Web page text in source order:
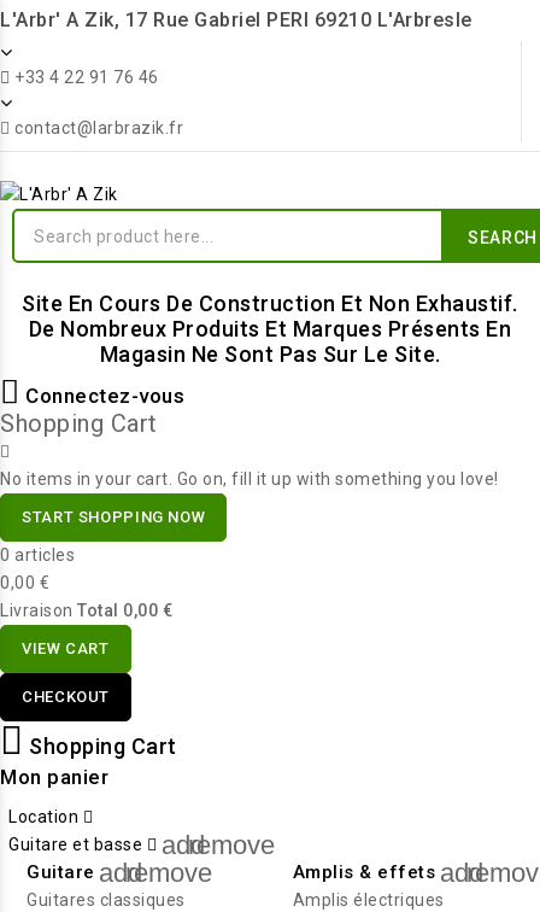
L'Arbr' A Zik, 17 Rue Gabriel PERI 69210 L'Arbresle
+33 4 22 91 76 46
contact@larbrazik.fr
SEARCH
Site En Cours De Construction Et Non Exhaustif.
De Nombreux Produits Et Marques Présents En
Magasin Ne Sont Pas Sur Le Site.
Connectez-vous
Shopping Cart
No items in your cart. Go on, fill it up with something you love!
START SHOPPING NOW
0 articles
0,00 €
Livraison Total 0,00 €
VIEW CART
CHECKOUT
Shopping Cart
Mon panier
Location
Guitare et basse
addremove
Guitare addremove
Guitares classiques
Amplis & effets add
Amplis électriques